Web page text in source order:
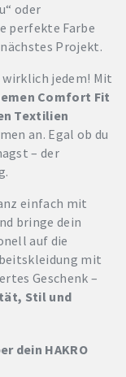
oder
perfekte Farbe
Projekt.
wirklich jedem! Mit
Comfort Fit
Textilien
an. Egal ob du
– der
einfach mit
bringe dein
auf die
mit
Geschenk –
Stil und
dein HAKRO